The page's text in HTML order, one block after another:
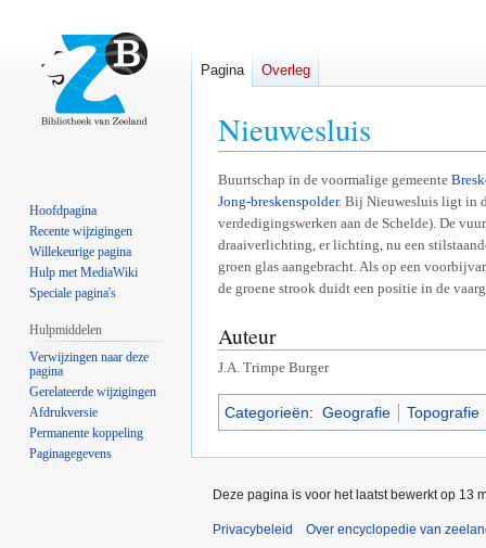
Nieuwesluis
Naar
navigatie
springen
Naar
zoeken
springen
Buurtschap in de voormalige gemeente
Jong-breskenspolder. Bij Nieuwesluis ligt in
verdedigingswerken aan de Schelde). De
draaiverlichting, er lichting, nu een
groen glas aangebracht. Als op een
de groene strook duidt een positie in de
Auteur
J.A. Trimpe Burger
Categorieën: Geografie Topografie
Pagina Overleg
Hoofdpagina
Recente wijzigingen
Willekeurige pagina
Hulp met MediaWiki
Speciale pagina's
Hulpmiddelen
Verwijzingen naar deze
pagina
Gerelateerde wijzigingen
Afdrukversie
Permanente koppeling
Paginagegevens
Deze pagina is voor het laatst bewerkt op 13
Privacybeleid Over encyclopedie van